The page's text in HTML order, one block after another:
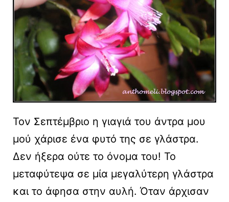
Τον Σεπτέμβριο η γιαγιά του άντρα μου
μού χάρισε ένα φυτό της σε γλάστρα.
Δεν ήξερα ούτε το όνομα του! Το
μεταφύτεψα σε μία μεγαλύτερη γλάστρα
και το άφησα στην αυλή. Όταν άρχισαν